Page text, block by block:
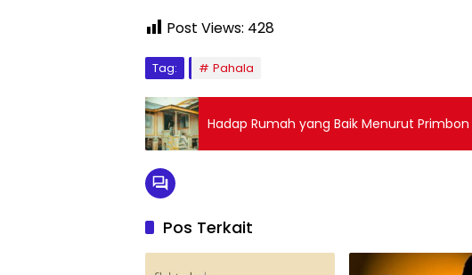
Post Views: 428
Tag: Pahala
Hadap Rumah yang Baik Menurut
Pos Terkait